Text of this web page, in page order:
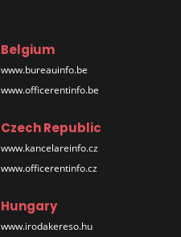
Belgium
www.bureauinfo.be
www.officerentinfo.be
Czech Republic
www.kancelareinfo.cz
www.officerentinfo.cz
Hungary
www.irodakereso.hu